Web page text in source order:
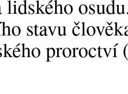
stavu
proroctví